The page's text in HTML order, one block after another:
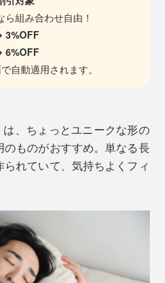
ら組み合わせ自由！
3%OFF
6%OFF
自動適用されます。
は、ちょっとユニークな形の
ものがおすすめ。単なる長
れていて、気持ちよくフィ